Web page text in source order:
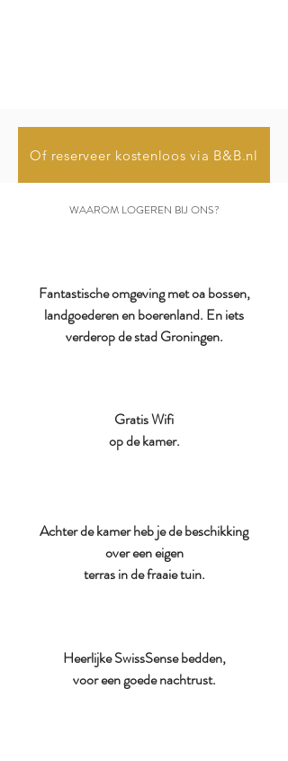
Of reserveer kostenloos via B&B.nl
WAAROM LOGEREN BIJ ONS?
Fantastische omgeving​ met oa bossen,
landgoederen en boerenland. En iets
verderop de stad Groningen.
Gratis Wifi
op de kamer.
Achter de kamer heb je de beschikking
over een eigen
terras in de fraaie tuin.
Heerlijke SwissSense bedden,
voor een goede nachtrust.